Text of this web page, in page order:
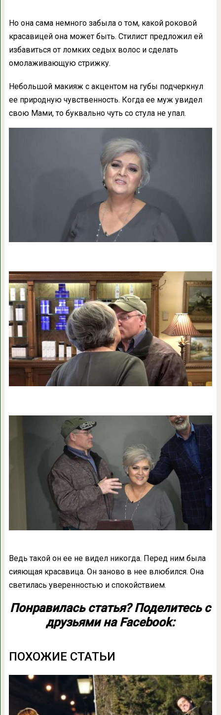
Но она сама немного забыла о том, какой роковой
красавицей она может быть. Стилист предложил ей
избавиться от ломких седых волос и сделать
омолаживающую стрижку.
Небольшой макияж с акцентом на губы подчеркнул
ее природную чувственность. Когда ее муж увидел
свою Мами, то буквально чуть со стула не упал.
Ведь такой он ее не видел никогда. Перед ним была
сияющая красавица. Он заново в нее влюбился. Она
светилась уверенностью и спокойствием.
Понравилась статья? Поделитесь с
друзьями на Facebook:
ПОХОЖИЕ СТАТЬИ